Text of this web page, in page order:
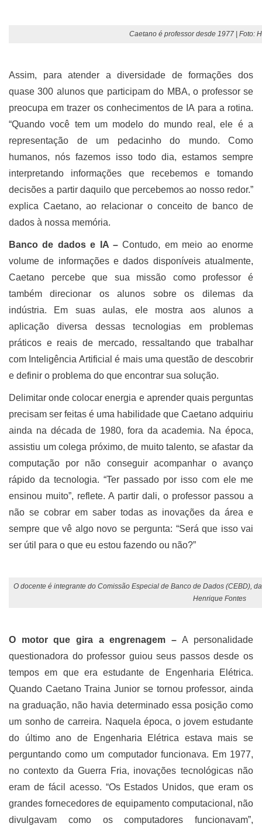
Caetano é professor desde 1977 | Foto:
Assim, para atender a diversidade de formações dos
quase 300 alunos que participam do MBA, o professor se
preocupa em trazer os conhecimentos de IA para a rotina.
“Quando você tem um modelo do mundo real, ele é a
representação de um pedacinho do mundo. Como
humanos, nós fazemos isso todo dia, estamos sempre
interpretando informações que recebemos e tomando
decisões a partir daquilo que percebemos ao nosso redor.”
explica Caetano, ao relacionar o conceito de banco de
dados à nossa memória.
Banco de dados e IA – Contudo, em meio ao enorme
volume de informações e dados disponíveis atualmente,
Caetano percebe que sua missão como professor é
também direcionar os alunos sobre os dilemas da
indústria. Em suas aulas, ele mostra aos alunos a
aplicação diversa dessas tecnologias em problemas
práticos e reais de mercado, ressaltando que trabalhar
com Inteligência Artificial é mais uma questão de descobrir
e definir o problema do que encontrar sua solução.
Delimitar onde colocar energia e aprender quais perguntas
precisam ser feitas é uma habilidade que Caetano adquiriu
ainda na década de 1980, fora da academia. Na época,
assistiu um colega próximo, de muito talento, se afastar da
computação por não conseguir acompanhar o avanço
rápido da tecnologia. “Ter passado por isso com ele me
ensinou muito”, reflete. A partir dali, o professor passou a
não se cobrar em saber todas as inovações da área e
sempre que vê algo novo se pergunta: “Será que isso vai
ser útil para o que eu estou fazendo ou não?”
O docente é integrante do Comissão Especial de Banco de Dados (CEBD),
Henrique Fontes
O motor que gira a engrenagem –A personalidade
questionadora do professor guiou seus passos desde os
tempos em que era estudante de Engenharia Elétrica.
Quando Caetano Traina Junior se tornou professor, ainda
na graduação, não havia determinado essa posição como
um sonho de carreira. Naquela época, o jovem estudante
do último ano de Engenharia Elétrica estava mais se
perguntando como um computador funcionava. Em 1977,
no contexto da Guerra Fria, inovações tecnológicas não
eram de fácil acesso. “Os Estados Unidos, que eram os
grandes fornecedores de equipamento computacional, não
divulgavam como os computadores funcionavam”,